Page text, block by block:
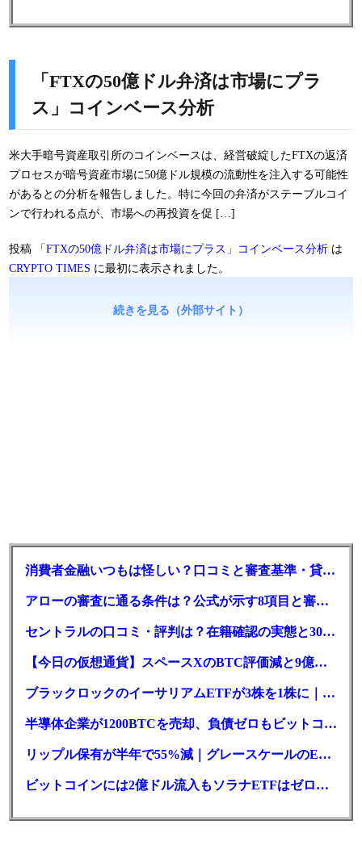
「FTXの50億ドル弁済は市場にプラ
ス」コインベース分析
米大手暗号資産取引所のコインベースは、経営破綻したFTXの返済
プロセスが暗号資産市場に50億ドル規模の流動性を注入する可能性
があるとの分析を報告しました。特に今回の弁済がステーブルコイ
ンで行われる点が、市場への再投資を促 […]
投稿 「FTXの50億ドル弁済は市場にプラス」コインベース分析 は
CRYPTO TIMES に最初に表示されました。
続きを見る（外部サイト）
消費者金融いつもは怪しい？口コミと審査基準・貸付条件を調査
アローの審査に通る条件は？公式が示す8項目と審査時間
セントラルの口コミ・評判は？在籍確認の実態と30日金利0円の落とし穴
【今日の仮想通貨】スペースXのBTC評価減と9億株の解禁。208億円相当のBTCが盗難
ブラックロックのイーサリアムETFが3株を1株に｜年初来37%安
半導体企業が1200BTCを売却、負債ゼロもビットコイン戦略は後退
リップル保有が半年で55%減｜グレースケールのETF、純資産1.6億ドル減
ビットコインには2億ドル流入もソラナETFはゼロ｜5営業日連続で停止